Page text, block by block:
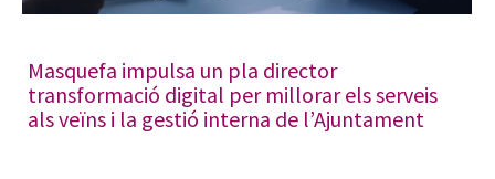
Masquefa impulsa un pla director
transformació digital per millorar els serveis
als veïns i la gestió interna de l’Ajuntament